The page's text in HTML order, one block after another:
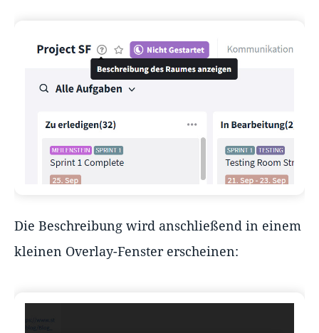
Die Beschreibung wird anschließend in einem
kleinen Overlay-Fenster erscheinen: